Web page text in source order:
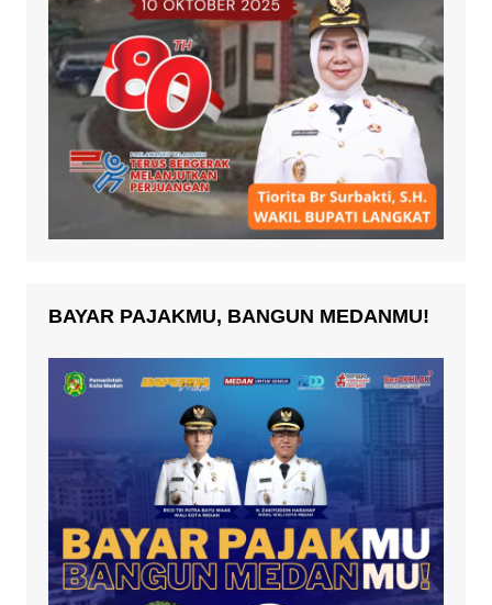
BAYAR PAJAKMU, BANGUN MEDANMU!